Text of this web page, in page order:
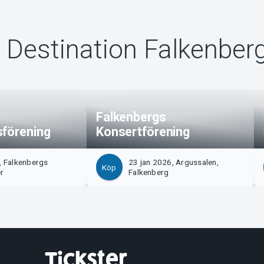
Falkenbergs
Falkenbergs
Konsertförening
Köp
23 jan 2026, Argussalen,
Falkenberg